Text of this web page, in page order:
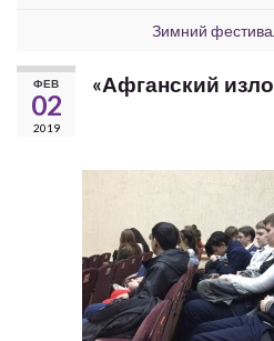
Зимний
ФЕВ
02
2019
«Афганский